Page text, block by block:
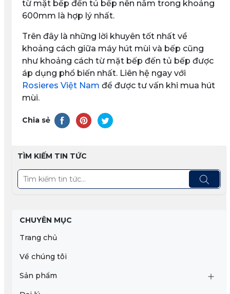
từ mặt bếp đến tủ bếp nên nằm trong khoảng
600mm là hợp lý nhất.
Trên đây là những lời khuyên tốt nhất về
khoảng cách giữa máy hút mùi và bếp cũng
như khoảng cách từ mặt bếp đến tủ bếp được
áp dụng phổ biến nhất. Liên hệ ngay với
Rosieres Việt Nam để được tư vấn khi mua hút
mùi.
Chia sẻ
TÌM KIẾM TIN TỨC
CHUYÊN MỤC
Trang chủ
Về chúng tôi
Sản phẩm